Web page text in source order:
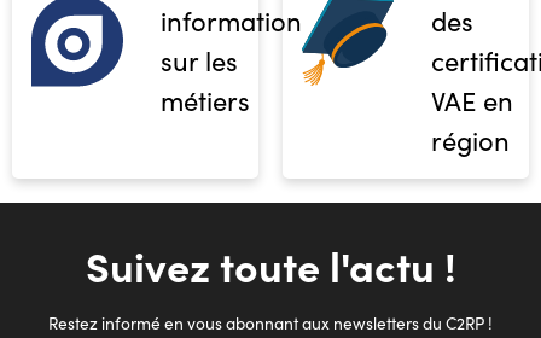
informations
sur les
métiers
des
VAE en
région
Suivez toute l'actu !
Restez informé en vous abonnant aux newsletters du C2RP !